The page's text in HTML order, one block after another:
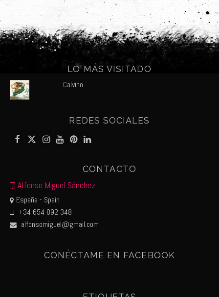
LO MÁS VISITADO
Calvino
REDES SOCIALES
CONTACTO
Alfonso Miguel Sánchez
España - Spain
+34 654 892 348
alfonsomiguel@gmail.com
CONÉCTAME EN FACEBOOK